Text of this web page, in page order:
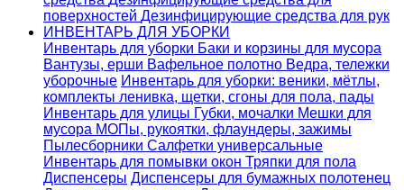
поверхностей Дезинфицирующие средства для рук
ИНВЕНТАРЬ ДЛЯ УБОРКИ
Инвентарь для уборки Баки и корзины для мусора
Вантузы, ерши Вафельное полотно Ведра, тележки
уборочные Инвентарь для уборки: веники, мётлы,
комплекты ленивка, щетки, сгоны для пола, пады
Инвентарь для улицы Губки, мочалки Мешки для
мусора МОПы, рукоятки, флаундеры, зажимы
Пылесборники Салфетки универсальные
Инвентарь для помывки окон Тряпки для пола
Диспенсеры Диспенсеры для бумажных полотенец